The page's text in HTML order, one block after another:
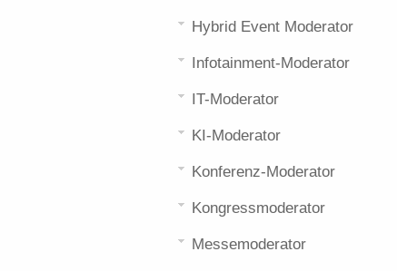
Hybrid Event Moderator
Infotainment-Moderator
IT-Moderator
KI-Moderator
Konferenz-Moderator
Kongressmoderator
Messemoderator